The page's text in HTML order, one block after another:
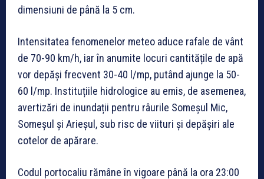
dimensiuni de până la 5 cm.
Intensitatea fenomenelor meteo aduce rafale de vânt
de 70-90 km/h, iar în anumite locuri cantitățile de apă
vor depăși frecvent 30-40 l/mp, putând ajunge la 50-
60 l/mp. Instituțiile hidrologice au emis, de asemenea,
avertizări de inundații pentru râurile Someșul Mic,
Someșul și Arieșul, sub risc de viituri și depășiri ale
cotelor de apărare.
Codul portocaliu rămâne în vigoare până la ora 23:00